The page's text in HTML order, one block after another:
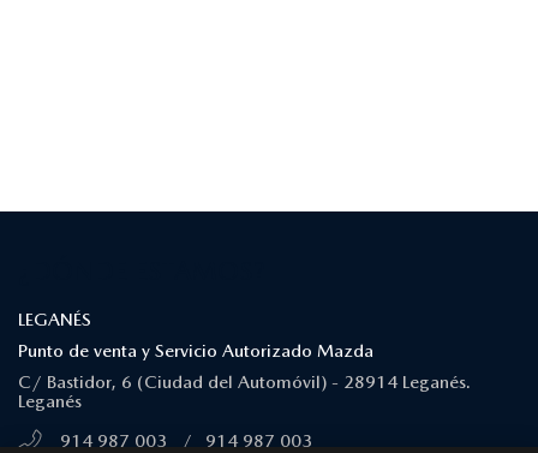
LEGANÉS
Punto de venta y Servicio Autorizado Mazda
C/ Bastidor, 6 (Ciudad del Automóvil) - 28914 Leganés.
Leganés
914 987 003
/
914 987 003